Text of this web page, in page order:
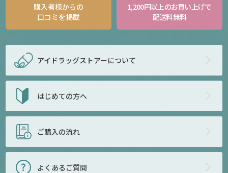
購入者様からの
口コミを掲載
1,200円以上のお買い上げで
配送料無料
アイドラッグストアーについて
はじめての方へ
ご購入の流れ
よくあるご質問